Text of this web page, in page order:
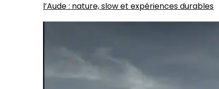
l’Aude : nature, slow et expériences durables